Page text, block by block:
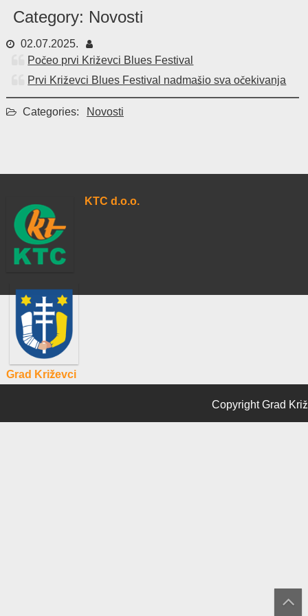
Category: Novosti
02.07.2025.
Počeo prvi Križevci Blues Festival
Prvi Križevci Blues Festival nadmašio sva očekivanja
Categories: Novosti
KTC d.o.o.
Grad Križevci
Copyright Grad